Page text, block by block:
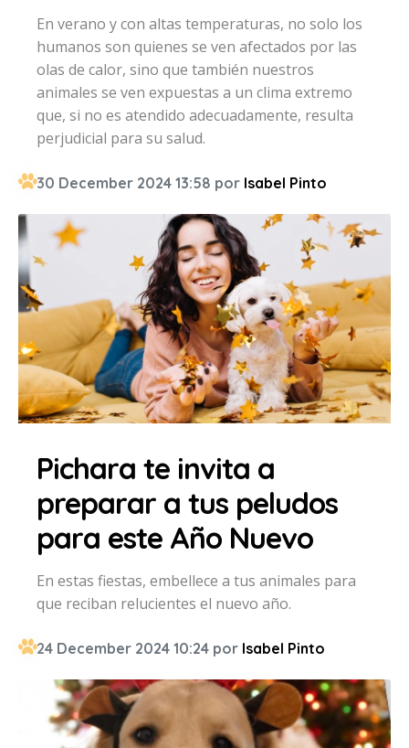
En verano y con altas temperaturas, no solo los
humanos son quienes se ven afectados por las
olas de calor, sino que también nuestros
animales se ven expuestas a un clima extremo
que, si no es atendido adecuadamente, resulta
perjudicial para su salud.
30 December 2024 13:58 por Isabel Pinto
Pichara te invita a
preparar a tus peludos
para este Año Nuevo
En estas fiestas, embellece a tus animales para
que reciban relucientes el nuevo año.
24 December 2024 10:24 por Isabel Pinto